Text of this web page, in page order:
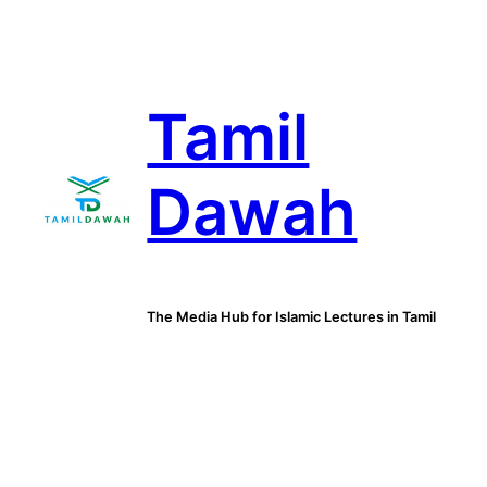
Tamil
Dawah
The Media Hub for Islamic Lectures in Tamil